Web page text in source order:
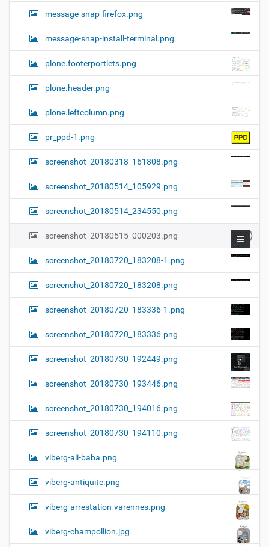
message-snap-firefox.png
message-snap-install-terminal.png
plone.footerportlets.png
plone.header.png
plone.leftcolumn.png
pr_ppd-1.png
screenshot_20180318_161808.png
screenshot_20180514_105929.png
screenshot_20180514_234550.png
screenshot_20180515_000203.png
screenshot_20180720_183208-1.png
screenshot_20180720_183208.png
screenshot_20180720_183336-1.png
screenshot_20180720_183336.png
screenshot_20180730_192449.png
screenshot_20180730_193446.png
screenshot_20180730_194016.png
screenshot_20180730_194110.png
viberg-ali-baba.png
viberg-antiquite.png
viberg-arrestation-varennes.png
viberg-champollion.jpg